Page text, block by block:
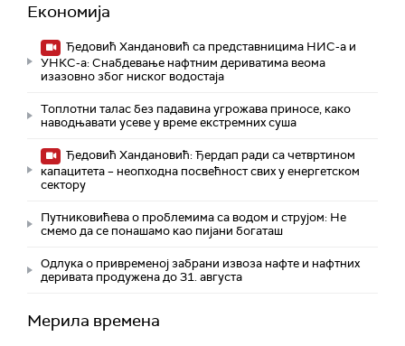
Економија
Ђедовић Хандановић са представницима НИС-а и
УНКС-а: Снабдевање нафтним дериватима веома
изазовно због ниског водостаја
Топлотни талас без падавина угрожава приносе, како
наводњавати усеве у време екстремних суша
Ђедовић Хандановић: Ђердап ради са четвртином
капацитета – неопходна посвећност свих у енергетском
сектору
Путниковићева о проблемима са водом и струјом: Не
смемо да се понашамо као пијани богаташ
Одлука о привременој забрани извоза нафте и нафтних
деривата продужена до 31. августа
Мерила времена